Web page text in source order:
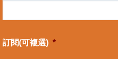
訂閱(可複選) *